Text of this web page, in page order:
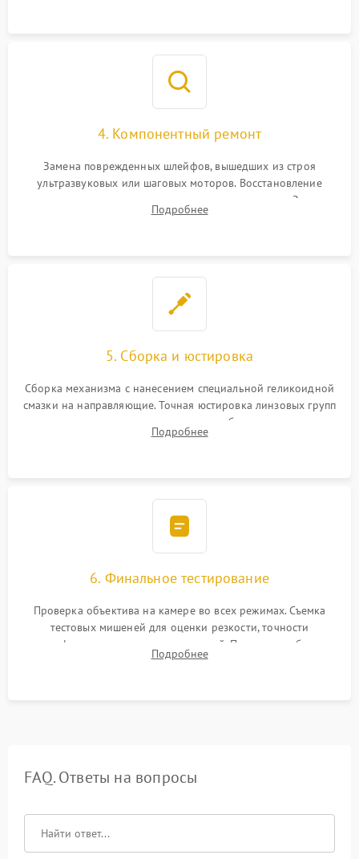
4. Компонентный ремонт
Замена поврежденных шлейфов, вышедших из строя
ультразвуковых или шаговых моторов. Восстановление
геометрии направляющих при заклинивании зума. Замена
неисправного блока диафрагмы, датчиков положения или
Подробнее
5. Сборка и юстировка
Сборка механизма с нанесением специальной геликоидной
смазки на направляющие. Точная юстировка линзовых групп
программным или механическим способом для устранения
бэк
Подробнее
6. Финальное тестирование
Проверка объектива на камере во всех режимах. Съемка
тестовых мишеней для оценки резкости, точности
автофокуса и отсутствия искажений. Проверка работы
диафрагмы на закрытых значениях и тестирование
Подробнее
FAQ. Ответы на вопросы